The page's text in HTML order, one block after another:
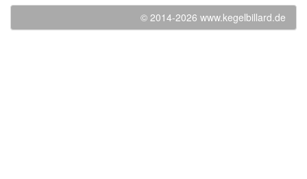
© 2014-2026 www.kegelbillard.de